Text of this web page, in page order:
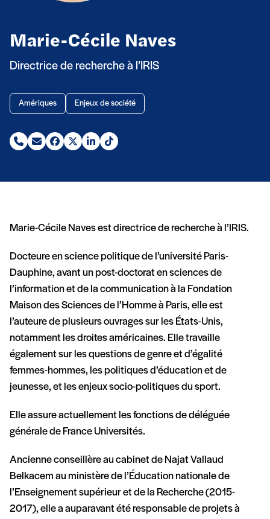
Marie-Cécile Naves
Directrice de recherche à l’IRIS
Amériques Enjeux de société
Téléphone (nouvelle fenêtre)
Email (nouvelle fenêtre)
Facebook (nouvelle fenêtre)
X (Twitter) (nouvelle fenêtre)
Linkedin (nouvelle fenêtre)
Tiktok (nouvelle fenêtre)
Marie-Cécile Naves est directrice de recherche à l’IRIS.
Docteure en science politique de l’université Paris-
Dauphine, avant un post-doctorat en sciences de
l’information et de la communication à la Fondation
Maison des Sciences de l’Homme à Paris, elle est
l’auteure de plusieurs ouvrages sur les États-Unis,
notamment les droites américaines. Elle travaille
également sur les questions de genre et d’égalité
femmes-hommes, les politiques d’éducation et de
jeunesse, et les enjeux socio-politiques du sport.
Elle assure actuellement les fonctions de déléguée
générale de France Universités.
Ancienne conseillère au cabinet de Najat Vallaud
Belkacem au ministère de l’Éducation nationale de
l’Enseignement supérieur et de la Recherche (2015-
2017), elle a auparavant été responsable de projets à